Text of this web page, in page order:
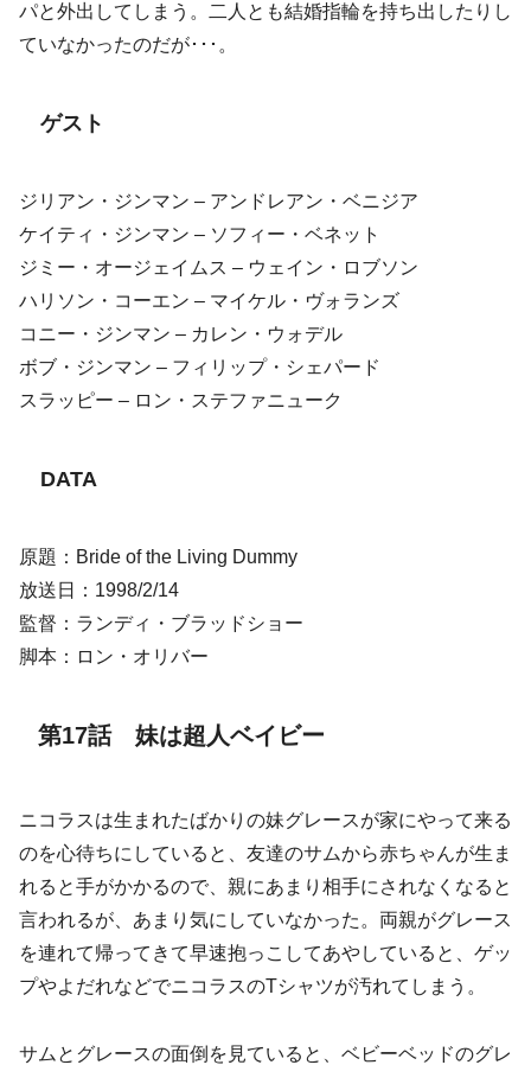
パと外出してしまう。二人とも結婚指輪を持ち出したりし
ていなかったのだが･･･。
ゲスト
ジリアン・ジンマン – アンドレアン・ベニジア
ケイティ・ジンマン – ソフィー・ベネット
ジミー・オージェイムス – ウェイン・ロブソン
ハリソン・コーエン – マイケル・ヴォランズ
コニー・ジンマン – カレン・ウォデル
ボブ・ジンマン – フィリップ・シェパード
スラッピー – ロン・ステファニューク
DATA
原題：Bride of the Living Dummy
放送日：1998/2/14
監督：ランディ・ブラッドショー
脚本：ロン・オリバー
第17話 妹は超人ベイビー
ニコラスは生まれたばかりの妹グレースが家にやって来る
のを心待ちにしていると、友達のサムから赤ちゃんが生ま
れると手がかかるので、親にあまり相手にされなくなると
言われるが、あまり気にしていなかった。両親がグレース
を連れて帰ってきて早速抱っこしてあやしていると、ゲッ
プやよだれなどでニコラスのTシャツが汚れてしまう。
サムとグレースの面倒を見ていると、ベビーベッドのグレ